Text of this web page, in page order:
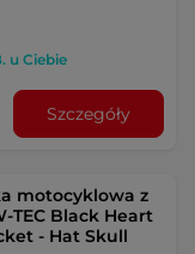
u Ciebie
Szczegóły
motocyklowa z
TEC Black Heart
- Hat Skull